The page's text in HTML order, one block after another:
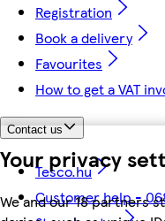
Your privacy
We and our 18 partners
Registration
Book a delivery
Favourites
How to get a VAT
Contact us
Tesco.hu
Customer help -